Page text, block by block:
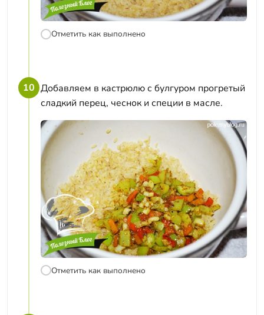
Отметить как выполнено
10 Добавляем в кастрюлю с булгуром прогретый
сладкий перец, чеснок и специи в масле.
Отметить как выполнено